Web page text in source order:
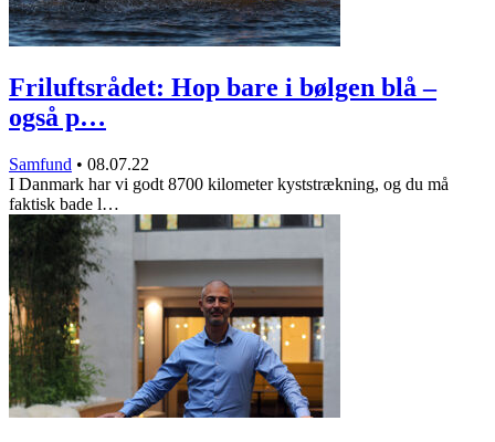
Friluftsrådet: Hop bare i bølgen blå –
også p…
Samfund • 08.07.22
I Danmark har vi godt 8700 kilometer kyststrækning, og du må
faktisk bade l…